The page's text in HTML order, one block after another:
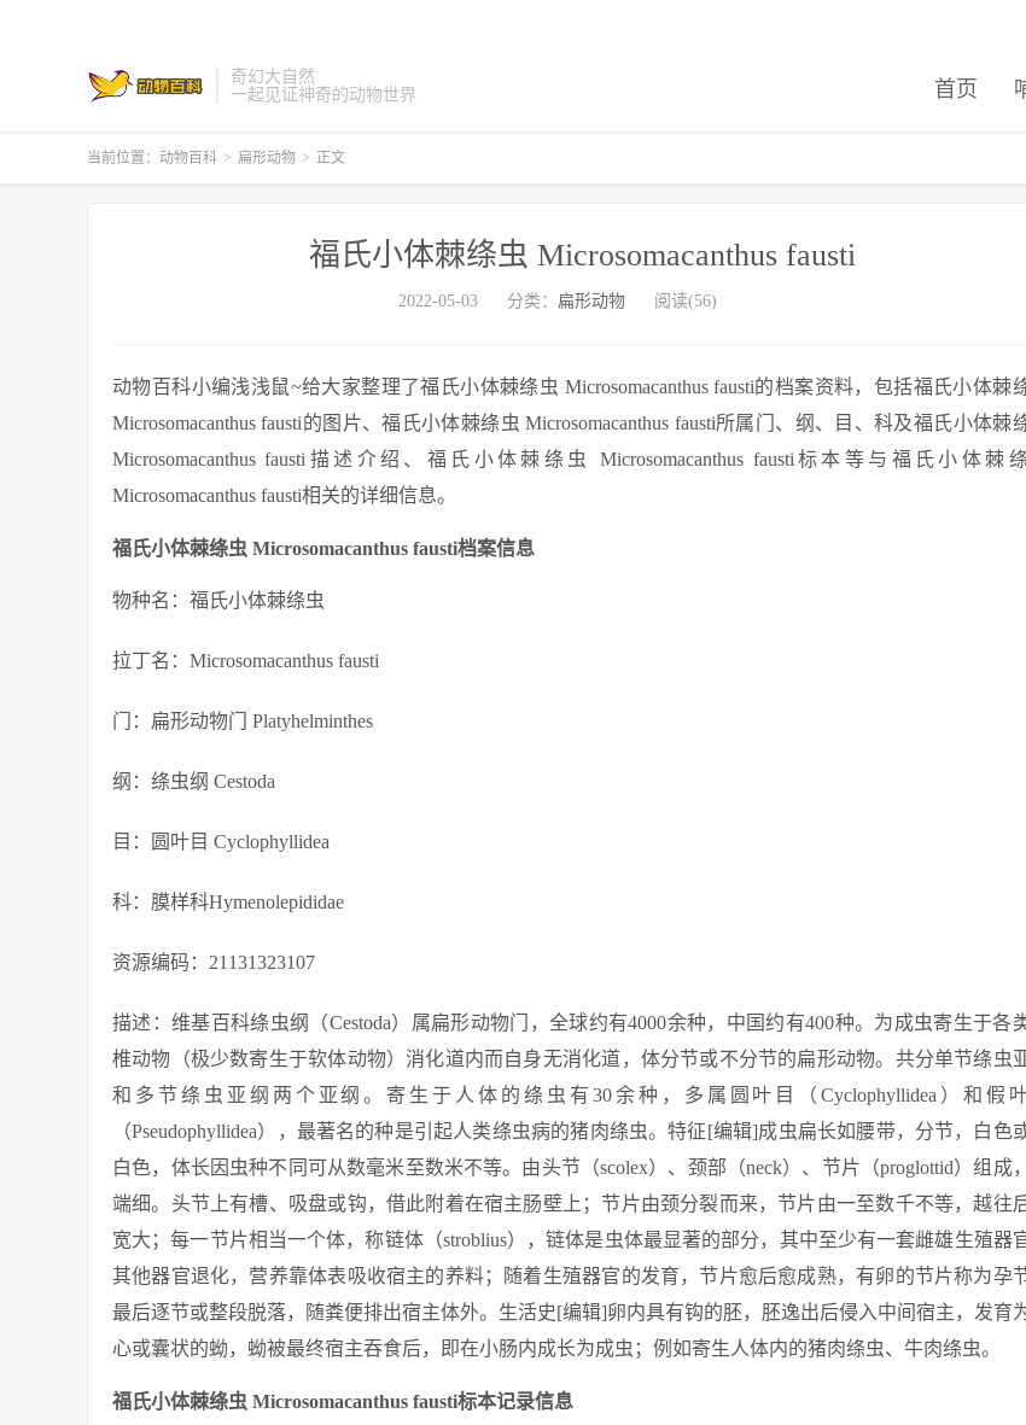
奇幻大自然
一起见证神奇的动物世界
首页
当前位置： 动物百科 > 扁形动物 > 正文
福氏小体棘绦虫 Microsomacanthus fausti
2022-05-03 分类： 扁形动物 阅读(56)
动物百科小编浅浅鼠~给大家整理了福氏小体棘绦虫 Microsomacanthus fausti的档案资料，包括福氏小体棘
Microsomacanthus fausti的图片、福氏小体棘绦虫 Microsomacanthus fausti所属门、纲、目、科及福氏小体棘
Microsomacanthus fausti描述介绍、福氏小体棘绦虫 Microsomacanthus fausti标本等与福氏小体棘
Microsomacanthus fausti相关的详细信息。
福氏小体棘绦虫 Microsomacanthus fausti档案信息
物种名：福氏小体棘绦虫
拉丁名：Microsomacanthus fausti
门：扁形动物门 Platyhelminthes
纲：绦虫纲 Cestoda
目：圆叶目 Cyclophyllidea
科：膜样科Hymenolepididae
资源编码：21131323107
描述：维基百科绦虫纲（Cestoda）属扁形动物门，全球约有4000余种，中国约有400种。为成虫寄生于各
椎动物（极少数寄生于软体动物）消化道内而自身无消化道，体分节或不分节的扁形动物。共分单节绦虫
和多节绦虫亚纲两个亚纲。寄生于人体的绦虫有30余种，多属圆叶目（Cyclophyllidea）和假
（Pseudophyllidea），最著名的种是引起人类绦虫病的猪肉绦虫。特征[编辑]成虫扁长如腰带，分节，白色
白色，体长因虫种不同可从数毫米至数米不等。由头节（scolex）、颈部（neck）、节片（proglottid）组成
端细。头节上有槽、吸盘或钩，借此附着在宿主肠壁上；节片由颈分裂而来，节片由一至数千不等，越往
宽大；每一节片相当一个体，称链体（stroblius），链体是虫体最显著的部分，其中至少有一套雌雄生殖器官
其他器官退化，营养靠体表吸收宿主的养料；随着生殖器官的发育，节片愈后愈成熟，有卵的节片称为孕节
最后逐节或整段脱落，随粪便排出宿主体外。生活史[编辑]卵内具有钩的胚，胚逸出后侵入中间宿主，发育
心或囊状的蚴，蚴被最终宿主吞食后，即在小肠内成长为成虫；例如寄生人体内的猪肉绦虫、牛肉绦虫。
福氏小体棘绦虫 Microsomacanthus fausti标本记录信息